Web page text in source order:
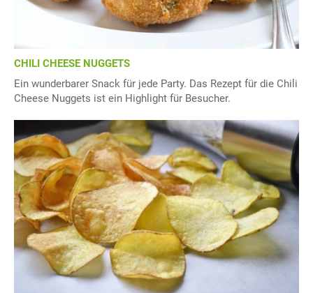
CHILI CHEESE NUGGETS
Ein wunderbarer Snack für jede Party. Das Rezept für die Chili
Cheese Nuggets ist ein Highlight für Besucher.